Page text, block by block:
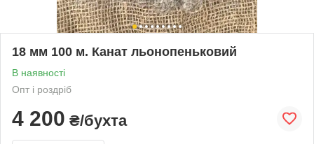
18 мм 100 м. Канат льонопеньковий
В наявності
Опт і роздріб
4 200 ₴/бухта